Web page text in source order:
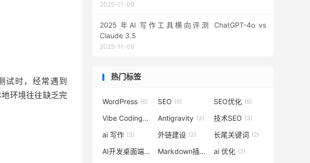
试时，经常遇到
环境往往缺乏完
2025-11-09
2025 年AI 写作工具横向评测 ChatGPT-4o vs
Claude 3.5
2025-11-09
热门标签
WordPress (6) SEO (6) SEO优化 (5)
Vibe Coding(3) Antigravity (3) 技术SEO (3)
ai 写作 (3) 外链建设 (2) 长尾关键词 (2)
AI开发桌面端
(2) Markdown插件 (2)
ai 优化 (2)